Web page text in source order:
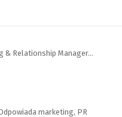
& Relationship Manager…
marketing, PR